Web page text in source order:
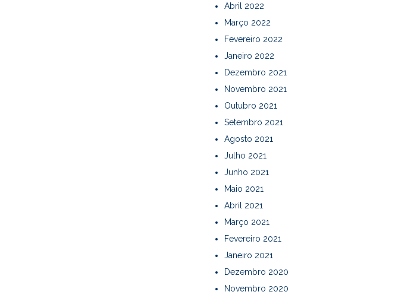
Abril 2022
Março 2022
Fevereiro 2022
Janeiro 2022
Dezembro 2021
Novembro 2021
Outubro 2021
Setembro 2021
Agosto 2021
Julho 2021
Junho 2021
Maio 2021
Abril 2021
Março 2021
Fevereiro 2021
Janeiro 2021
Dezembro 2020
Novembro 2020